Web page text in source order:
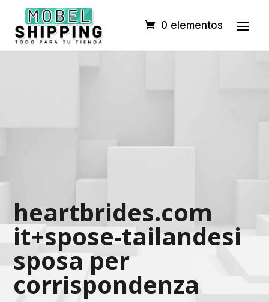
0 elementos
heartbrides.com
it+spose-tailandesi
sposa per
corrispondenza